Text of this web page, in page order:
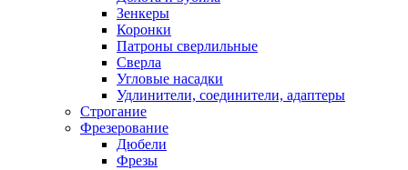
Зенкеры
Коронки
Патроны сверлильные
Сверла
Угловые насадки
Удлинители, соединители, адаптеры
Строгание
Фрезерование
Дюбели
Фрезы